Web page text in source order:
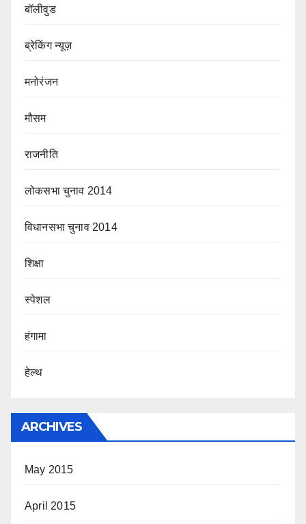
बॉलीवुड
ब्रेकिंग न्यूज़
मनोरंजन
मौसम
राजनीति
लोकसभा चुनाव 2014
विधानसभा चुनाव 2014
शिक्षा
स्पेशल
हंगामा
हेल्थ
ARCHIVES
May 2015
April 2015